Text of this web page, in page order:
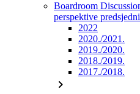
Boardroom
perspektive
2022
2020./2021.
2019./2020.
2018./2019.
2017./2018.
chevron_right